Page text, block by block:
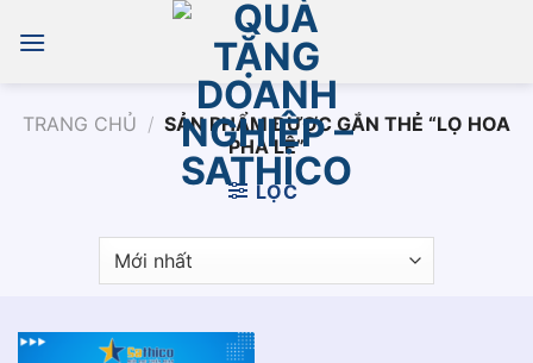
đến
TRANG CHỦ / SẢN PHẨM ĐƯỢC GẮN THẺ “LỌ HOA
PHA LÊ”
LỌC